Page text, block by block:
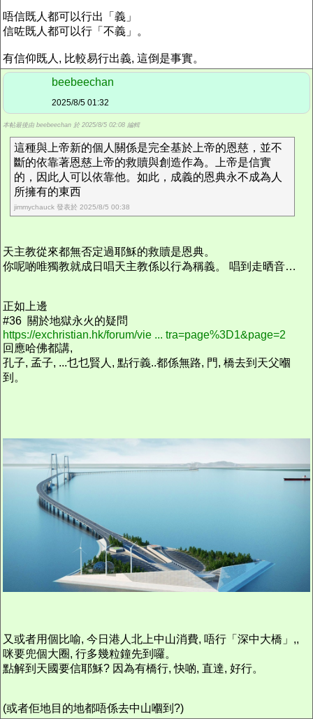
唔信既人都可以行出「義」
信咗既人都可以行「不義」。
有信仰既人, 比較易行出義, 這倒是事實。
beebeechan
2025/8/5 01:32
本帖最後由 beebeechan 於 2025/8/5 02:08 編輯
這種與上帝新的個人關係是完全基於上帝的恩慈，並不
斷的依靠著恩慈上帝的救贖與創造作為。上帝是信實
的，因此人可以依靠他。如此，成義的恩典永不成為人
所擁有的東西
jimmychauck 發表於 2025/8/5 00:38
天主教從來都無否定過耶穌的救贖是恩典。
你呢啲唯獨教就成日唱天主教係以行為稱義。 唱到走晒音…
正如上邊
#36 關於地獄永火的疑問
https://exchristian.hk/forum/vie ... tra=page%3D1&page=2
回應哈佛都講,
孔子, 孟子, ...乜乜賢人, 點行義..都係無路, 門, 橋去到天父嗰
到。
又或者用個比喻, 今日港人北上中山消費, 唔行「深中大橋」,,
咪要兜個大圈, 行多幾粒鐘先到囉。
點解到天國要信耶穌? 因為有橋行, 快啲, 直達, 好行。
(或者佢地目的地都唔係去中山嗰到?)